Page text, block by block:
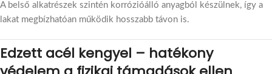
A belső alkatrészek szintén korrózióálló anyagból készülnek, így a
lakat megbízhatóan működik hosszabb távon is.
Edzett acél kengyel – hatékony